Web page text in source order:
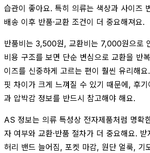
습관이 좋아요. 특히 의류는 색상과 사이즈
배송 이후 반품·교환 조건이 더 중요해져요.
반품비는 3,500원, 교환비는 7,000원으로
비용 구조를 보면 단순 변심으로 교환을 반
이즈를 신중하게 고르는 편이 훨씬 유리해
핏 차이가 크게 느껴질 수 있기 때문에, 후
과 압박감 정보를 반드시 참고해야 해요.
AS 정보는 의류 특성상 전자제품처럼 명확
자 여부와 교환·반품 절차가 더 중요해요.
허리 밴드 늘어짐, 포켓 마감, 원단 얼룩, 기